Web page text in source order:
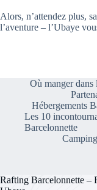
Alors, n’attendez plus,
l’aventure – l’Ubaye
Où manger dans
Hébergements
Les 10
Barcelonnette
Rafting Barcelonnette –